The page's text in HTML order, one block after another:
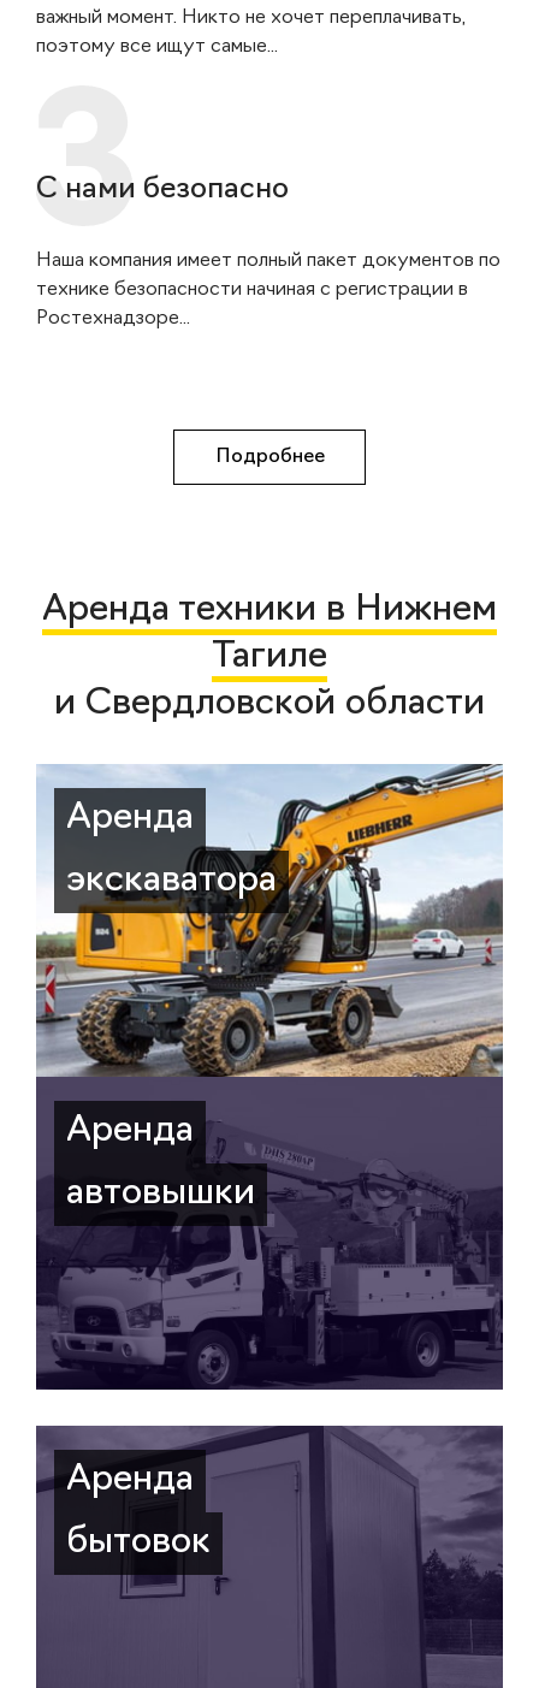
важный момент. Никто не хочет переплачивать,
поэтому все ищут самые...
С нами безопасно
Наша компания имеет полный пакет документов по
технике безопасности начиная с регистрации в
Ростехнадзоре...
Подробнее
Аренда техники в Нижнем
Тагиле
и Свердловской области
Аренда
экскаватора
Аренда
автовышки
Аренда
бытовок